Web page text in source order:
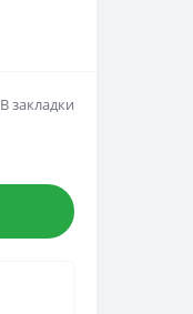
В закладки